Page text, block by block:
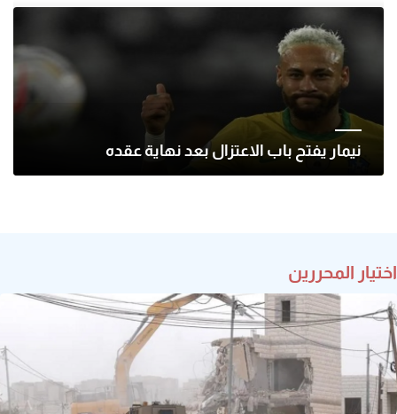
نيمار يفتح باب الاعتزال بعد نهاية عقده
اختيار المحررين